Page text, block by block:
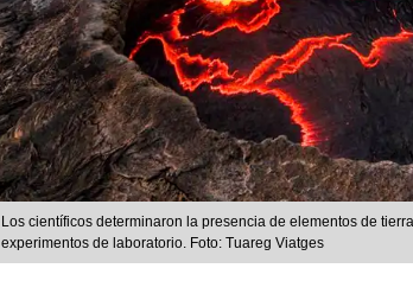
Los científicos determinaron la presencia de elementos de
experimentos de laboratorio. Foto: Tuareg Viatges